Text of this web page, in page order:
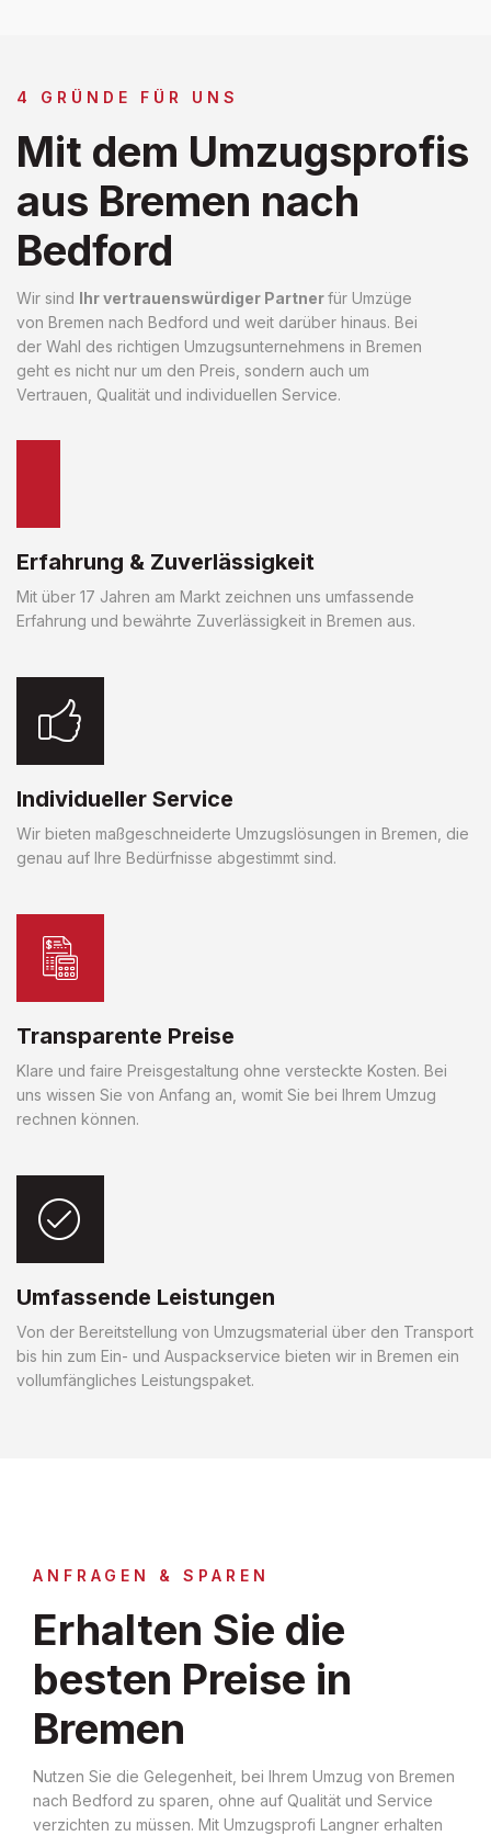
4 GRÜNDE FÜR UNS
Mit dem Umzugsprofis
aus Bremen nach
Bedford
Wir sind Ihr vertrauenswürdiger Partnerfür Umzüge
von Bremen nach Bedford und weit darüber hinaus. Bei
der Wahl des richtigen Umzugsunternehmens in Bremen
geht es nicht nur um den Preis, sondern auch um
Vertrauen, Qualität und individuellen Service.
Erfahrung & Zuverlässigkeit
Mit über 17 Jahren am Markt zeichnen uns umfassende
Erfahrung und bewährte Zuverlässigkeit in Bremen aus.
Individueller Service
Wir bieten maßgeschneiderte Umzugslösungen in Bremen, die
genau auf Ihre Bedürfnisse abgestimmt sind.
Transparente Preise
Klare und faire Preisgestaltung ohne versteckte Kosten. Bei
uns wissen Sie von Anfang an, womit Sie bei Ihrem Umzug
rechnen können.
Umfassende Leistungen
Von der Bereitstellung von Umzugsmaterial über den Transport
bis hin zum Ein- und Auspackservice bieten wir in Bremen ein
vollumfängliches Leistungspaket.
ANFRAGEN & SPAREN
Erhalten Sie die
besten Preise in
Bremen
Nutzen Sie die Gelegenheit, bei Ihrem Umzug von Bremen
nach Bedford zu sparen, ohne auf Qualität und Service
verzichten zu müssen. Mit Umzugsprofi Langner erhalten